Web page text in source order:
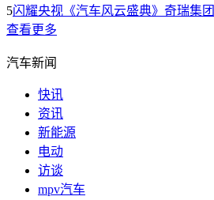
5闪耀央视《汽车风云盛典》奇瑞集
查看更多
汽车新闻
快讯
资讯
新能源
电动
访谈
mpv汽车